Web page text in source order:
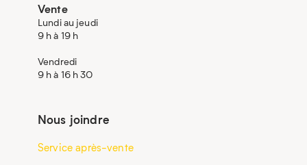
Vente
Lundi au jeudi
9 h à 19 h
Vendredi
9 h à 16 h 30
Nous joindre
Service après-vente